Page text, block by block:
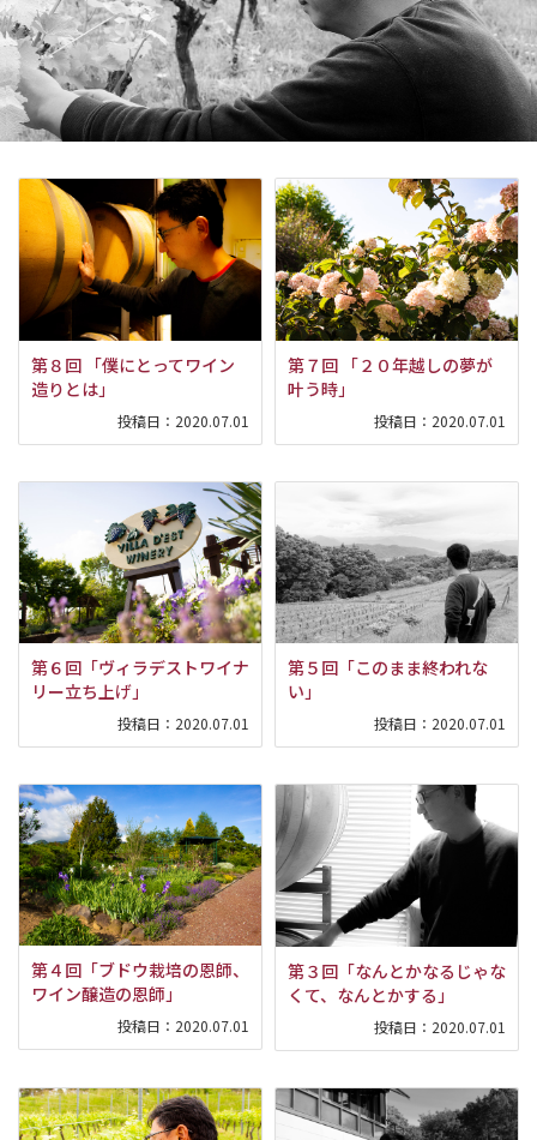
第８回 「僕にとってワイン
造りとは」
投稿日： 2020.07.01
第７回 「２０年越しの夢が
叶う時」
投稿日： 2020.07.01
第６回「ヴィラデストワイナ
リー立ち上げ」
投稿日： 2020.07.01
第５回「このまま終われな
い」
投稿日： 2020.07.01
第４回「ブドウ栽培の恩師、
ワイン醸造の恩師」
投稿日： 2020.07.01
第３回「なんとかなるじゃな
くて、なんとかする」
投稿日： 2020.07.01